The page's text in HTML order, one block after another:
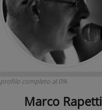
profilo completo al 0%
Marco Rapetti